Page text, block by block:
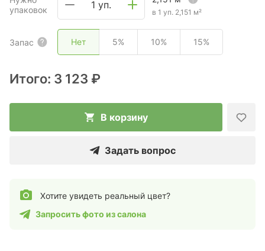
упаковок
1 уп.
в 1 уп. 2,151 м²
Запас Нет 5% 10% 15%
Итого: 3 123 ₽
В корзину
Задать вопрос
Хотите увидеть реальный цвет?
Запросить фото из салона